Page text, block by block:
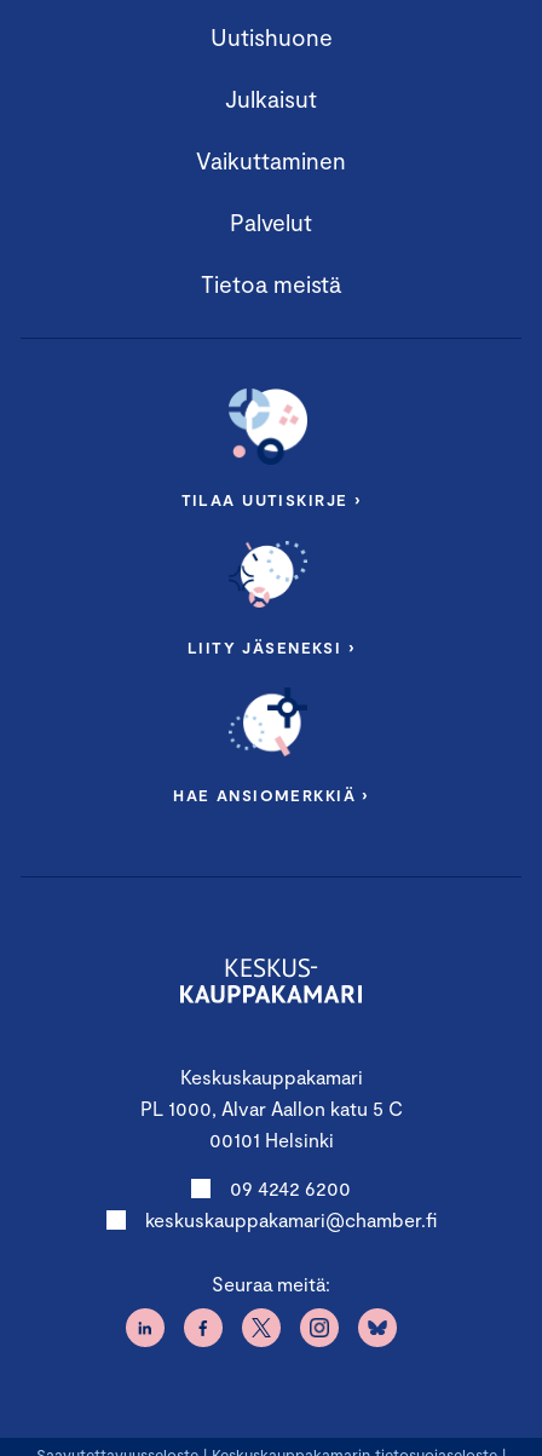
Keskuskauppakamari
PL 1000, Alvar Aallon katu 5 C
00101 Helsinki
09 4242 6200
keskuskauppakamari@chamber.fi
Seuraa meitä:
Uutishuone
Julkaisut
Vaikuttaminen
Palvelut
Tietoa meistä
TILAA UUTISKIRJE ›
LIITY JÄSENEKSI ›
HAE ANSIOMERKKIÄ ›